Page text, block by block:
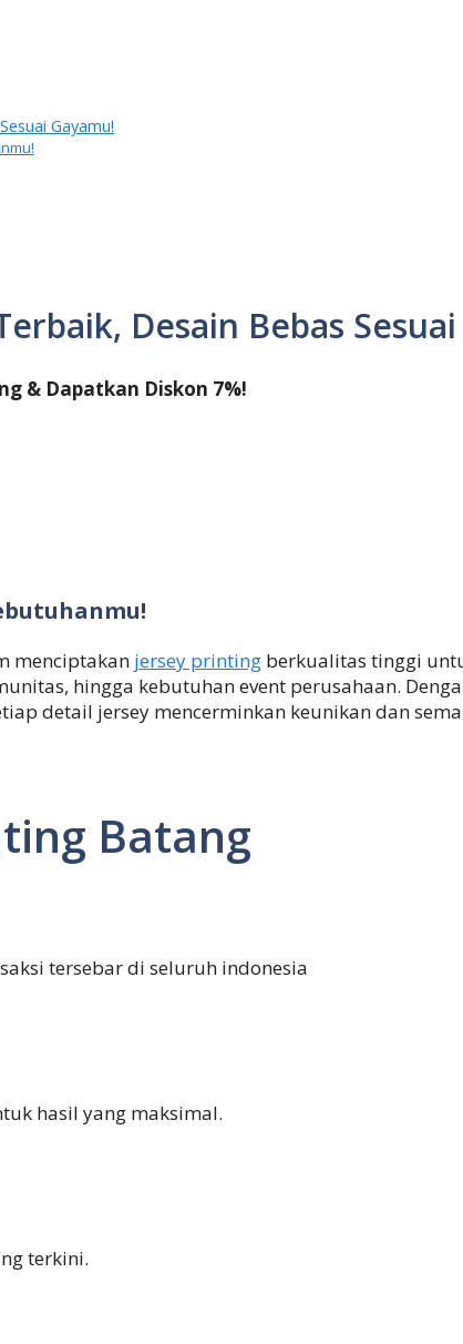
Gayamu!
Desain Bebas
& Dapatkan Diskon 7%!
menciptakan jersey printingberkualitas tinggi
hingga kebutuhan event perusahaan.
detail jersey mencerminkan keunikan dan
Batang
tersebar di seluruh indonesia
hasil yang maksimal.
terkini.